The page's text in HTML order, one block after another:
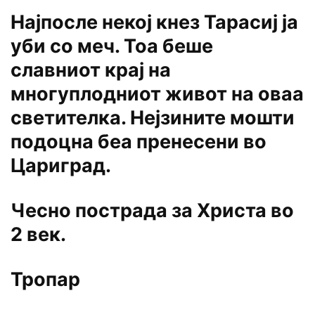
Најпосле некој кнез Тарасиј ја
уби со меч. Тоа беше
славниот крај на
многуплодниот живот на оваа
светителка. Нејзините мошти
подоцна беа пренесени во
Цариград.
Чесно пострада за Христа во
2 век.
Тропар